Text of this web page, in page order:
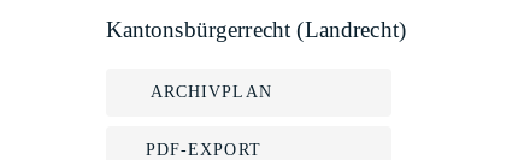
Kantonsbürgerrecht (Landrecht)
ARCHIVPLAN
PDF-EXPORT